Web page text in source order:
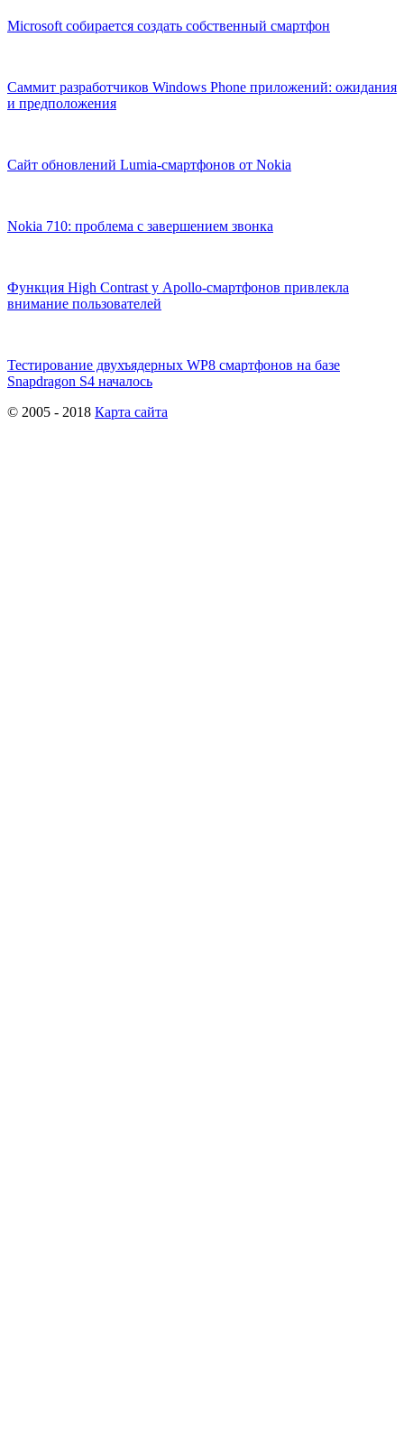
Microsoft собирается создать собственный смартфон
Саммит разработчиков Windows Phone приложений: ожидания
и предположения
Сайт обновлений Lumia-смартфонов от Nokia
Nokia 710: проблема с завершением звонка
Функция High Contrast у Apollo-смартфонов привлекла
внимание пользователей
Тестирование двухъядерных WP8 смартфонов на базе
Snapdragon S4 началось
© 2005 - 2018 Карта сайта